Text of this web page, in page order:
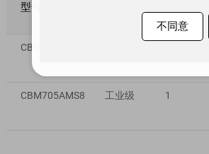
型号
CBM705AS8
CBM705AMS8 工业级 1
不同意